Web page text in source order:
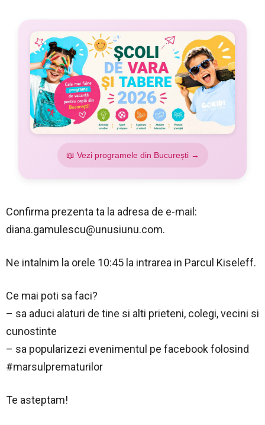
📖 Vezi programele din București →
Confirma prezenta ta la adresa de e-mail:
diana.gamulescu@unusiunu.com.
Ne intalnim la orele 10:45 la intrarea in Parcul Kiseleff.
Ce mai poti sa faci?
– sa aduci alaturi de tine si alti prieteni, colegi, vecini si
cunostinte
– sa popularizezi evenimentul pe facebook folosind
#marsulprematurilor
Te asteptam!